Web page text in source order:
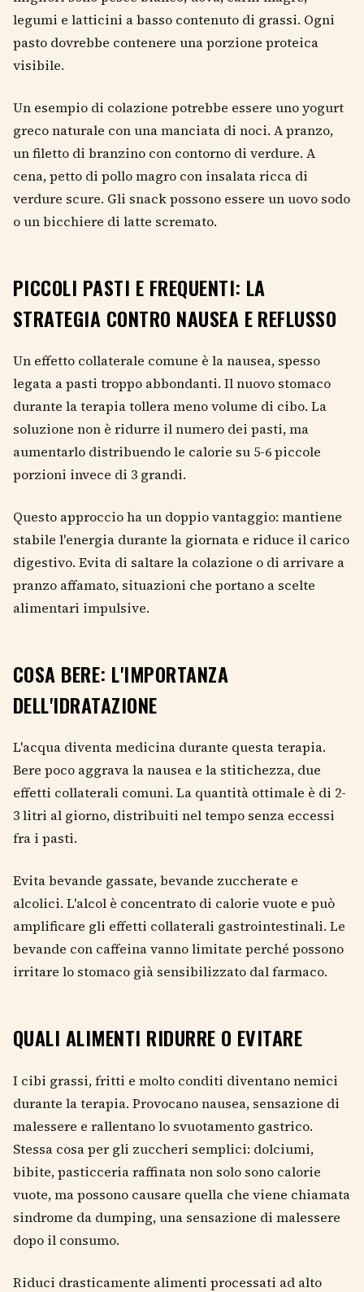
legumi e latticini a basso contenuto di grassi. Ogni
pasto dovrebbe contenere una porzione proteica
visibile.
Un esempio di colazione potrebbe essere uno yogurt
greco naturale con una manciata di noci. A pranzo,
un filetto di branzino con contorno di verdure. A
cena, petto di pollo magro con insalata ricca di
verdure scure. Gli snack possono essere un uovo sodo
o un bicchiere di latte scremato.
PICCOLI PASTI E FREQUENTI: LA
STRATEGIA CONTRO NAUSEA E REFLUSSO
Un effetto collaterale comune è la nausea, spesso
legata a pasti troppo abbondanti. Il nuovo stomaco
durante la terapia tollera meno volume di cibo. La
soluzione non è ridurre il numero dei pasti, ma
aumentarlo distribuendo le calorie su 5-6 piccole
porzioni invece di 3 grandi.
Questo approccio ha un doppio vantaggio: mantiene
stabile l'energia durante la giornata e riduce il carico
digestivo. Evita di saltare la colazione o di arrivare a
pranzo affamato, situazioni che portano a scelte
alimentari impulsive.
COSA BERE: L'IMPORTANZA
DELL'IDRATAZIONE
L'acqua diventa medicina durante questa terapia.
Bere poco aggrava la nausea e la stitichezza, due
effetti collaterali comuni. La quantità ottimale è di 2-
3 litri al giorno, distribuiti nel tempo senza eccessi
fra i pasti.
Evita bevande gassate, bevande zuccherate e
alcolici. L'alcol è concentrato di calorie vuote e può
amplificare gli effetti collaterali gastrointestinali. Le
bevande con caffeina vanno limitate perché possono
irritare lo stomaco già sensibilizzato dal farmaco.
QUALI ALIMENTI RIDURRE O EVITARE
I cibi grassi, fritti e molto conditi diventano nemici
durante la terapia. Provocano nausea, sensazione di
malessere e rallentano lo svuotamento gastrico.
Stessa cosa per gli zuccheri semplici: dolciumi,
bibite, pasticceria raffinata non solo sono calorie
vuote, ma possono causare quella che viene chiamata
sindrome da dumping, una sensazione di malessere
dopo il consumo.
Riduci drasticamente alimenti processati ad alto